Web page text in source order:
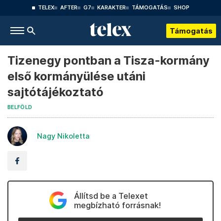
TELEX AFTER G7 KARAKTER TÁMOGATÁS SHOP
Támogatás
Tizenegy pontban a Tisza-kormány
első kormányülése utáni
sajtótájékoztató
BELFÖLD
Nagy Nikoletta
Állítsd be a Telexet
megbízható forrásnak!